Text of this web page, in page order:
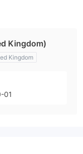
Kingdom)
Kingdom
01